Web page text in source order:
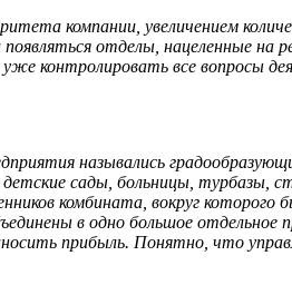
компании, увеличением
отделы, нацеленные
контролировать все вопросы
назывались
сады, больницы,
комбината, вокруг
в одно большое отдельное
прибыль. Понятно, что